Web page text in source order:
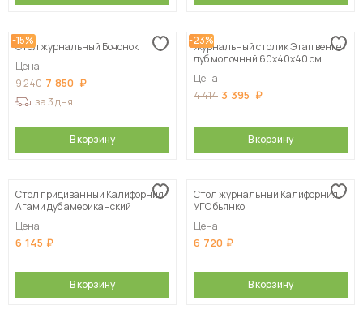
-15%
Стол журнальный Бочонок
Цена
9 240 7 850
за 3 дня
В корзину
-23%
Журнальный столик Этап венге /
дуб молочный 60х40х40 см
Цена
4 414 3 395
В корзину
Стол придиванный Калифорния
Агами дуб американский
Цена
6 145
В корзину
Стол журнальный Калифорния
УГО бьянко
Цена
6 720
В корзину